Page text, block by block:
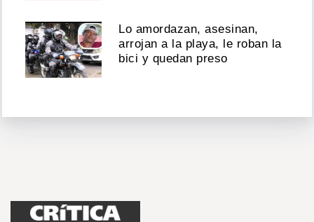
Lo amordazan, asesinan,
arrojan a la playa, le roban la
bici y quedan preso